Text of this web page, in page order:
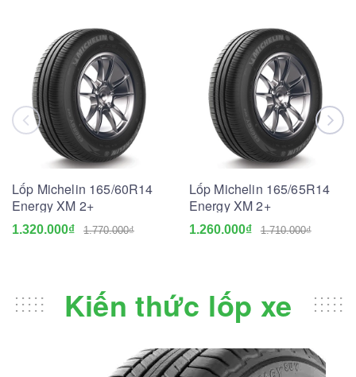
Lốp Michelin 165/60R14
Energy XM 2+
1.320.000₫ 1.770.000₫
Lốp Michelin 165/65R14
Energy XM 2+
1.260.000₫ 1.710.000₫
Kiến thức lốp xe